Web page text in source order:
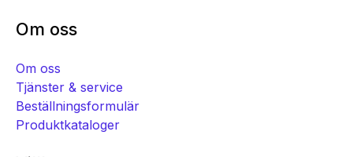
Om oss
Om oss
Tjänster & service
Beställningsformulär
Produktkataloger